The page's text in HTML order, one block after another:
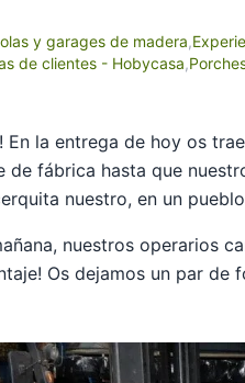
y garages de madera,
de clientes - Hobycasa,
En la entrega de hoy os
de fábrica hasta que
nuestro, en un
nuestros operarios
Os dejamos un par